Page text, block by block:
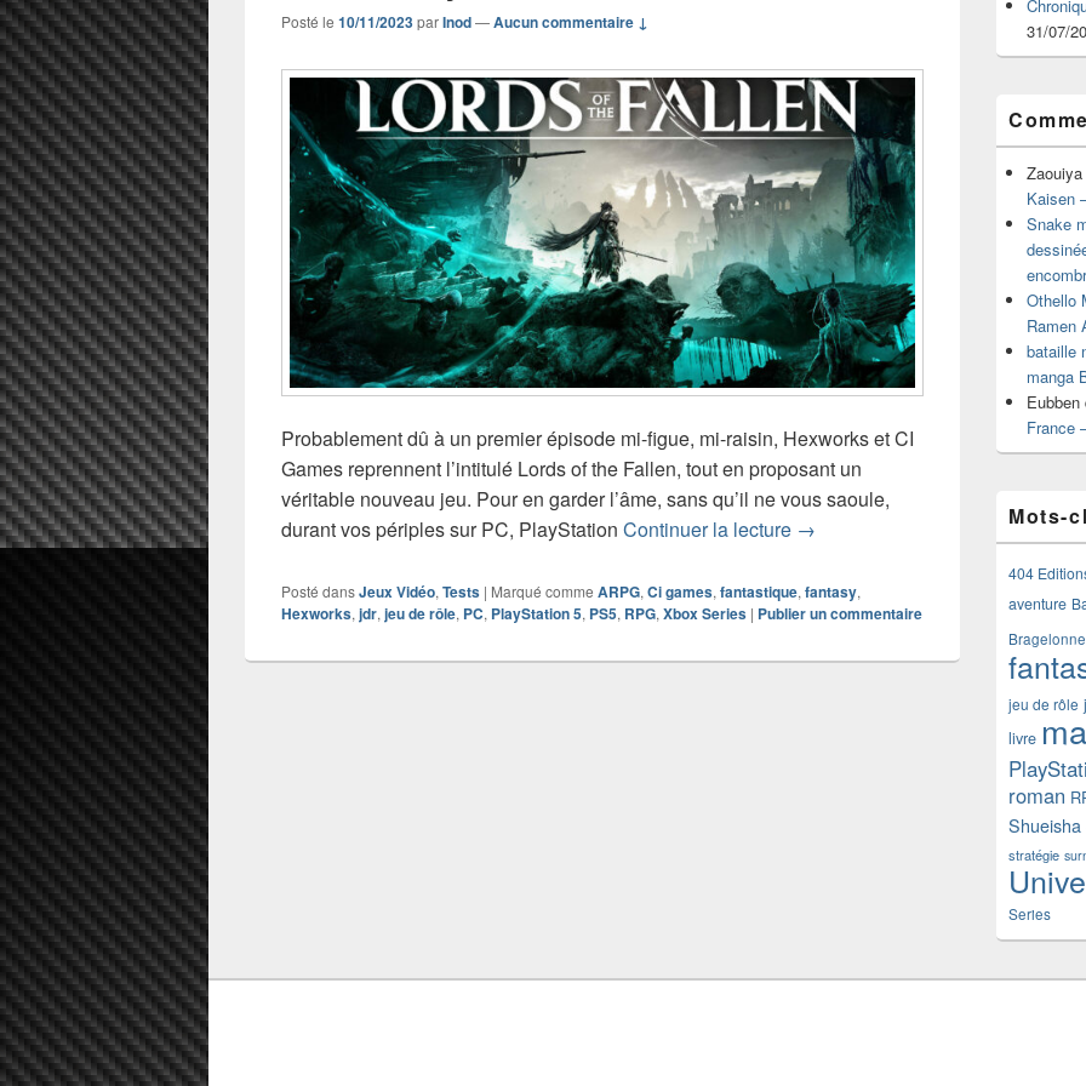
Posté le 10/11/2023parInod—Aucun commentaire ↓
Probablement dû à un premier épisode mi-figue, mi-raisin, Hexworks et CI
Games reprennent l’intitulé Lords of the Fallen, tout en proposant un
véritable nouveau jeu. Pour en garder l’âme, sans qu’il ne vous saoule,
durant vos périples sur PC, PlayStation Continuer la lecture Chronique jeu vidéo Lords of the
→
Posté dansJeux Vidéo, Tests | Marqué comme ARPG, Ci games, fantastique, fantasy,
Hexworks, jdr, jeu de rôle, PC, PlayStation 5, PS5, RPG, Xbox Series | Publier un commentaire
31/07/
Zaouiya
Kaisen
Snake
Othello
Ramen
bataille
manga
Eubben
France
Mots-
404
aventure
Bragelonne
jeu de rôle
livre
roman
Shueisha
stratégie
Series